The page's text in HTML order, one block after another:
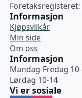
Foretaksregisteret:
Informasjon
Kjøpsvilkår
Min side
Om oss
Informasjon
Mandag-Fredag
Lørdag 10-14
Vi er sosiale